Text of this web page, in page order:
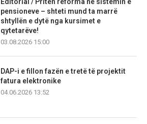
pensioneve – shteti mund ta marrë
shtyllën e dytë nga kursimet e
qytetarëve!
03.08.2026 15:00
DAP-i e fillon fazën e tretë të projektit
fatura elektronike
04.06.2026 13:52